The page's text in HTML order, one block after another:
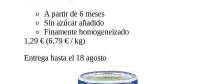
A partir de 6 meses
Sin azúcar añadido
Finamente homogeneizado
1,29 € (6,79 € / kg)
Entrega hasta el 18 agosto